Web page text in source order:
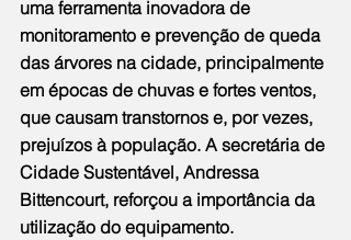
uma ferramenta inovadora de
monitoramento e prevenção de queda
das árvores na cidade, principalmente
em épocas de chuvas e fortes ventos,
que causam transtornos e, por vezes,
prejuízos à população. A secretária de
Cidade Sustentável, Andressa
Bittencourt, reforçou a importância da
utilização do equipamento.